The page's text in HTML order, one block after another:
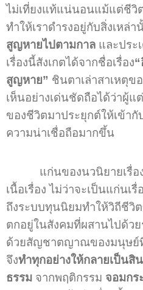
ไม่เที่ยงแท้แน่นอนแม้แต่ชีวิ
ทำให้เราดำรงอยู่กับสิ่งเหล่า
สูญหายไปตามกาล และประ
เรื่องนี้สังเกตได้จากชื่อเรื่อง
สูญหาย” ชินตาเล่าสาเหตุข
เห็นอย่างเด่นชัดถือได้ว่าผู้แ
ของชีวิตมาประยุกต์ให้เข้ากั
ความน่าเชื่อถือมากขึ้น
แก่นของนวนิยายเรื่อง
เนื้อเรื่อง ไม่ว่าจะเป็นแก่นเ
ถึงระบบทุนนิยมทำให้วิถีชีวิ
ตกอยู่ในสังคมที่ผสานไปด้ว
ด้วยสัญชาตญาณของมนุษย์
จึงทำทุกอย่างให้กลายเป็นสิ
ธรรม จากพฤติกรรม จอมกร